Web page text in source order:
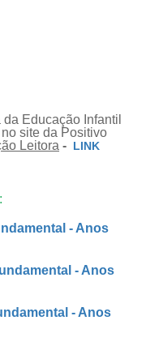
Educação Infantil
site da Positivo
Leitora - LINK
- Anos
- Anos
- Anos